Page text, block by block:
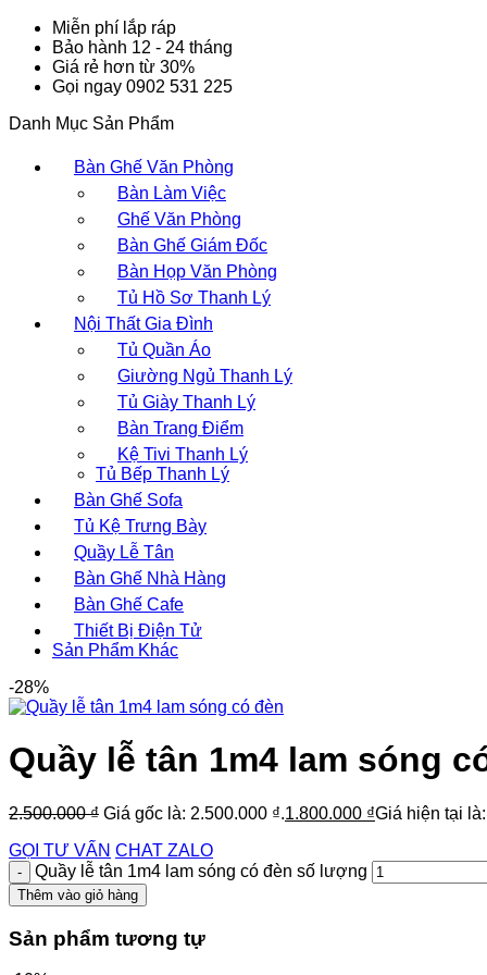
Miễn phí lắp ráp
Bảo hành 12 - 24 tháng
Giá rẻ hơn từ 30%
Gọi ngay 0902 531 225
Danh Mục Sản Phẩm
Bàn Ghế Văn Phòng
Bàn Làm Việc
Ghế Văn Phòng
Bàn Ghế Giám Đốc
Bàn Họp Văn Phòng
Tủ Hồ Sơ Thanh Lý
Nội Thất Gia Đình
Tủ Quần Áo
Giường Ngủ Thanh Lý
Tủ Giày Thanh Lý
Bàn Trang Điểm
Kệ Tivi Thanh Lý
Tủ Bếp Thanh Lý
Bàn Ghế Sofa
Tủ Kệ Trưng Bày
Quầy Lễ Tân
Bàn Ghế Nhà Hàng
Bàn Ghế Cafe
Thiết Bị Điện Tử
Sản Phẩm Khác
-28%
Quầy lễ tân 1m4 lam sóng
2.500.000₫ Giá gốc là: 2.500.000 ₫.1.800.000 ₫Giá hiện tại
GỌI TƯ VẤN CHAT ZALO
Quầy lễ tân 1m4 lam sóng có đèn số lượng
Thêm vào giỏ hàng
Sản phẩm tương tự